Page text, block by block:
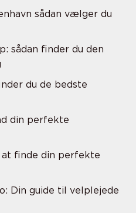
sådan vælger du
sådan finder du den
du de bedste
din perfekte
finde din perfekte
Din guide til velplejede